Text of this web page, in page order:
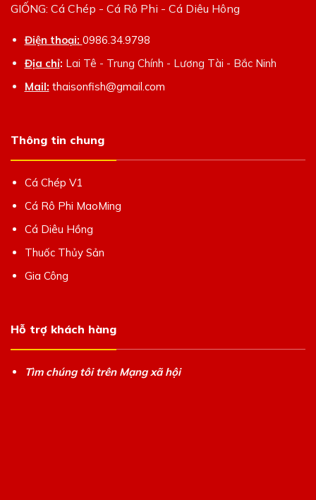
GIỐNG: Cá Chép - Cá Rô Phi - Cá Diêu Hông
Điện thoại: 0986.34.9798
Địa chỉ: Lai Tê - Trung Chính - Lương Tài - Bắc Ninh
Mail: thaisonfish@gmail.com
Thông tin chung
Cá Chép V1
Cá Rô Phi MaoMing
Cá Diêu Hồng
Thuốc Thủy Sản
Gia Công
Hỗ trợ khách hàng
Tìm chúng tôi trên Mạng xã hội